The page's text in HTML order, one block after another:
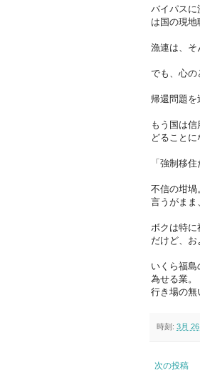
バイパスに
は国の現地
漁連は、そ
でも、心の
帰還問題を
もう国は
どることに
「強制移
不信の坩堝
言うがまま
ボクは特に
だけど、お
いくら福
為せる業。
行き場の無
時刻: 3月
次の投稿